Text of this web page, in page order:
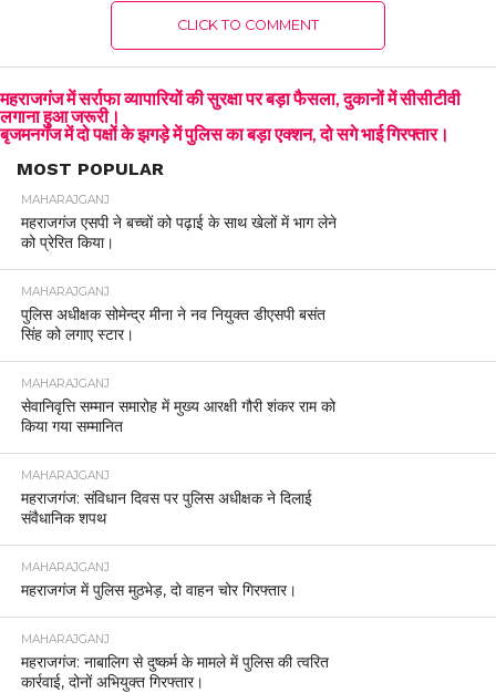
CLICK TO COMMENT
महराजगंज में सर्राफा व्यापारियों की सुरक्षा पर बड़ा फैसला, दुकानों में सीसीटीवी
लगाना हुआ जरूरी।
बृजमनगंज में दो पक्षों के झगड़े में पुलिस का बड़ा एक्शन, दो सगे भाई गिरफ्तार।
MOST POPULAR
MAHARAJGANJ
महराजगंज एसपी ने बच्चों को पढ़ाई के साथ खेलों में भाग लेने
को प्रेरित किया।
MAHARAJGANJ
पुलिस अधीक्षक सोमेन्द्र मीना ने नव नियुक्त डीएसपी बसंत
सिंह को लगाए स्टार।
MAHARAJGANJ
सेवानिवृत्ति सम्मान समारोह में मुख्य आरक्षी गौरी शंकर राम को
किया गया सम्मानित
MAHARAJGANJ
महराजगंज: संविधान दिवस पर पुलिस अधीक्षक ने दिलाई
संवैधानिक शपथ
MAHARAJGANJ
महराजगंज में पुलिस मुठभेड़, दो वाहन चोर गिरफ्तार।
MAHARAJGANJ
महराजगंज: नाबालिग से दुष्कर्म के मामले में पुलिस की त्वरित
कार्रवाई, दोनों अभियुक्त गिरफ्तार।